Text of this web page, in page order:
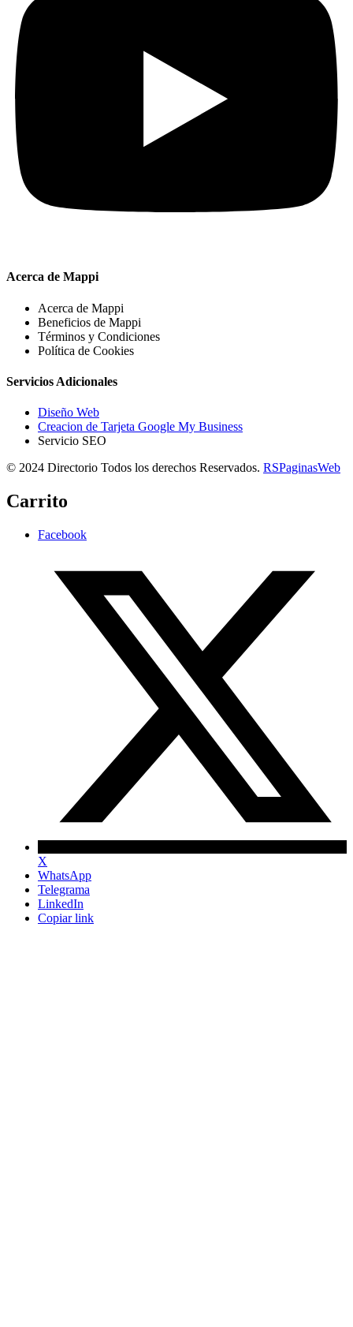
Acerca de Mappi
Acerca de Mappi
Beneficios de Mappi
Términos y Condiciones
Política de Cookies
Servicios Adicionales
Diseño Web
Creacion de Tarjeta Google My Business
Servicio SEO
© 2024 Directorio Todos los derechos Reservados. RSPaginasWeb
Carrito
Facebook
X
WhatsApp
Telegrama
LinkedIn
Copiar link